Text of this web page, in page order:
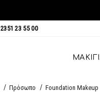
2351 23 55 00
Πρόσωπο Foundation Makeup